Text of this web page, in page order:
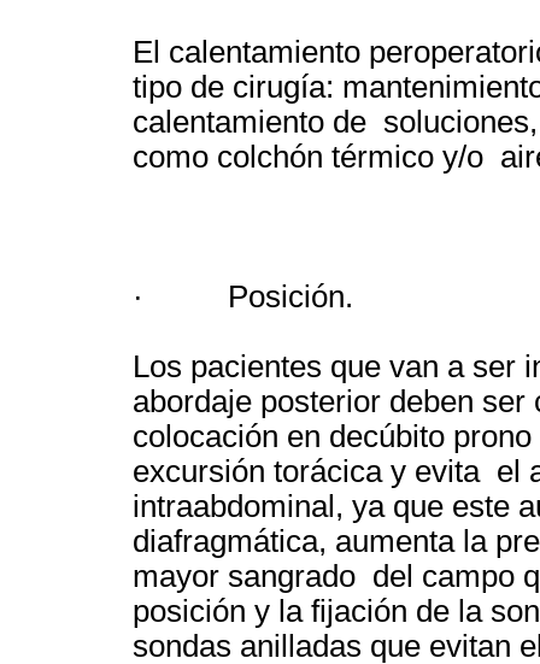
El calentamiento
tipo de cirugía:
calentamiento de
como colchón térmico y/o
· Posición.
Los pacientes que van a ser
abordaje posterior deben
colocación en decúbito
excursión torácica y evita el
intraabdominal, ya que este
diafragmática, aumenta la
mayor sangrado del campo
posición y la fijación de la
sondas anilladas que evitan